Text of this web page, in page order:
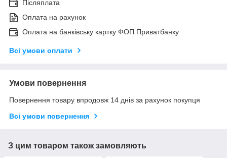
Післяплата
Оплата на рахунок
Оплата на банківську картку ФОП Приватбанку
Всі умови оплати
Умови повернення
Повернення товару впродовж 14 днів за рахунок покупця
Всі умови повернення
З цим товаром також замовляють